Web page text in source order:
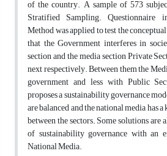
of the country. A sample of 573
Stratified Sampling. Questionnaire
Method was applied to test the
that the Government interferes in
section and the media section Private
next respectively. Between them the
government and less with Public
proposes a sustainability governance
are balanced and the national media has
between the sectors. Some solutions are
of sustainability governance with an
National Media.